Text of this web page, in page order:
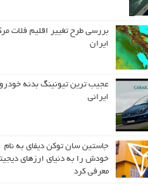
بررسی طرح تغییر اقلیم فلات
ایران
عجیب ترین تیونینگ بدنه
ایرانی
جاستین سان توکن دیفای به نام
خودش را به دنیای ارزهای
معرفی کرد